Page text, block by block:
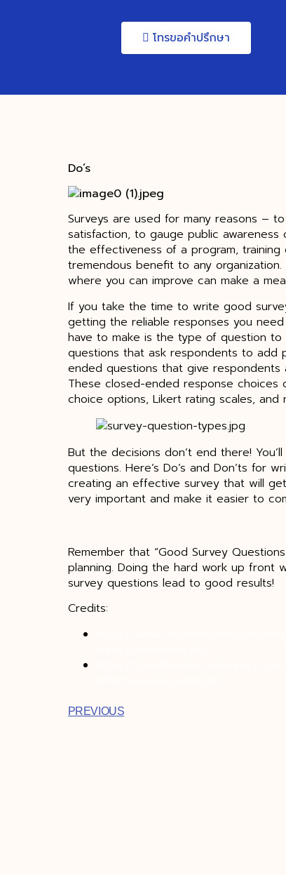
โทรขอคำปรึกษา
Do’s
Surveys are used for many reasons –
satisfaction, to gauge public
the effectiveness of a program,
tremendous benefit to any
where you can improve can make a
If you take the time to write good
getting the reliable responses you
have to make is the type of question
questions that ask respondents to add
ended questions that give
These closed-ended response choices
choice options, Likert rating scales, and
But the decisions don’t end there!
questions. Here’s Do’s and Don’ts for
creating an effective survey that will
very important and make it easier to
Remember that “Good Survey
planning. Doing the hard work up front
survey questions lead to good results!
Credits:
PREVIOUS